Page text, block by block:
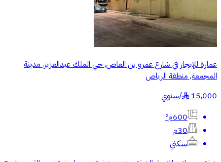
عمارة للإيجار في شارع عمرو بن العاص, حي الملك عبدالعزيز, مدينة
المجمعة, منطقة الرياض
15,000
§
/سنوي
600م²
30م
سكني